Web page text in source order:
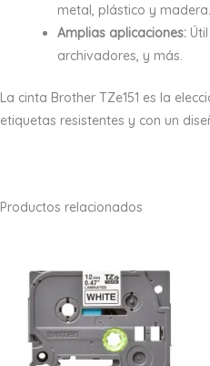
metal, plástico y madera.
Amplias aplicaciones:
archivadores, y más.
La cinta Brother TZe151 es la
etiquetas resistentes y con un
Productos relacionados